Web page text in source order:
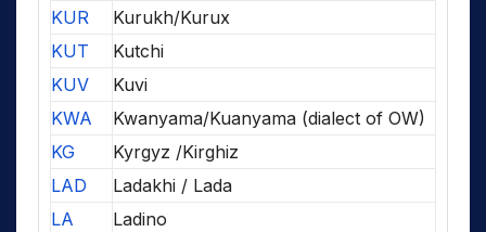
KUR
Kurukh/Kurux
KUT
Kutchi
KUV
Kuvi
KWA
Kwanyama/Kuanyama (dialect of OW)
KG
Kyrgyz /Kirghiz
LAD
Ladakhi / Lada
LA
Ladino